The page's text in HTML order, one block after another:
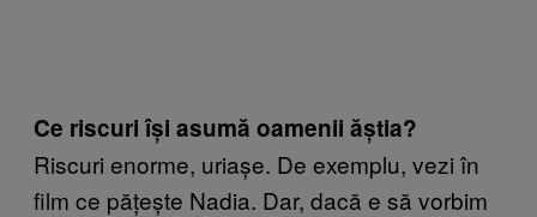
Ce riscuri își asumă oamenii ăștia?
Riscuri enorme, uriașe. De exemplu, vezi în
film ce pățește Nadia. Dar, dacă e să vorbim